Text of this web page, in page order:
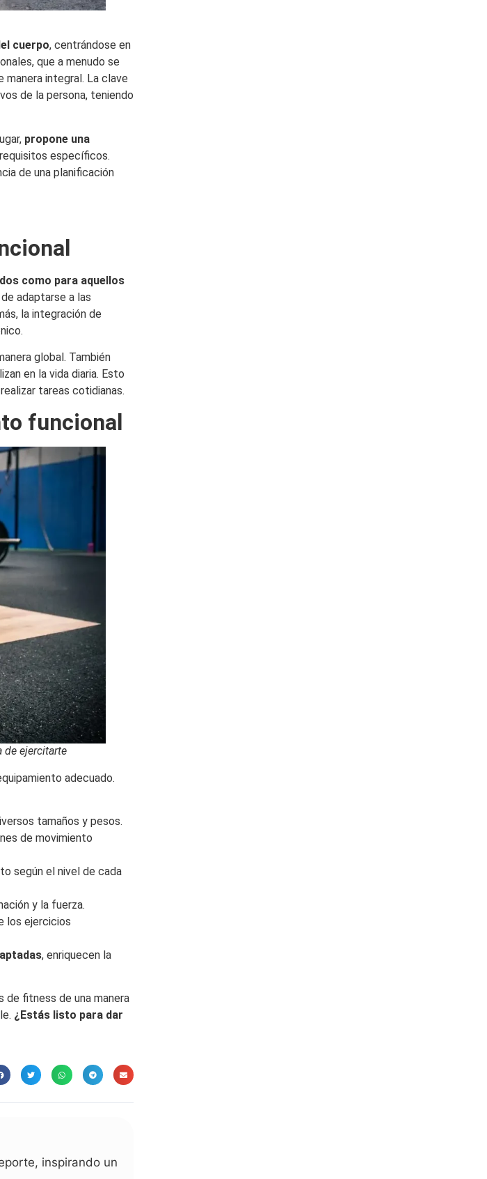
cuerpo, centrándose en
que a menudo se
integral. La clave
de la persona, teniendo
propone una
específicos.
de una planificación
como para aquellos
adaptarse a las
la integración de
global. También
en la vida diaria. Esto
tareas cotidianas.
funcional
de ejercitarte
adecuado.
tamaños y pesos.
de movimiento
según el nivel de cada
y la fuerza.
los ejercicios
, enriquecen la
de fitness de una manera
¿Estás listo para dar
inspirando un